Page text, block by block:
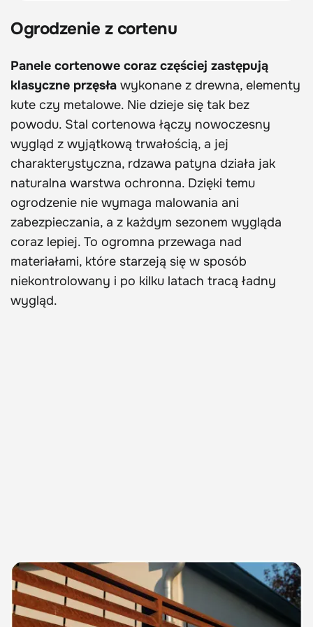
Ogrodzenie z cortenu
Panele cortenowe coraz częściej zastępują
klasyczne przęsła wykonane z drewna, elementy
kute czy metalowe. Nie dzieje się tak bez
powodu. Stal cortenowa łączy nowoczesny
wygląd z wyjątkową trwałością, a jej
charakterystyczna, rdzawa patyna działa jak
naturalna warstwa ochronna. Dzięki temu
ogrodzenie nie wymaga malowania ani
zabezpieczania, a z każdym sezonem wygląda
coraz lepiej. To ogromna przewaga nad
materiałami, które starzeją się w sposób
niekontrolowany i po kilku latach tracą ładny
wygląd.